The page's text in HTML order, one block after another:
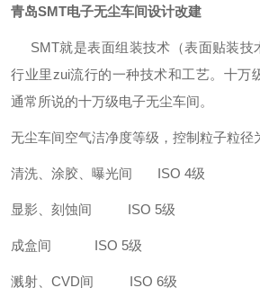
青岛SMT电子无尘车间设计改建
SMT就是表面组装技术（表面贴装技
行业里zui流行的一种技术和工艺。十万
通常所说的十万级电子无尘车间。
无尘车间空气洁净度等级，控制粒子粒径
清洗、涂胶、曝光间 ISO 4级
显影、刻蚀间 ISO 5级
成盒间 ISO 5级
溅射、CVD间 ISO 6级